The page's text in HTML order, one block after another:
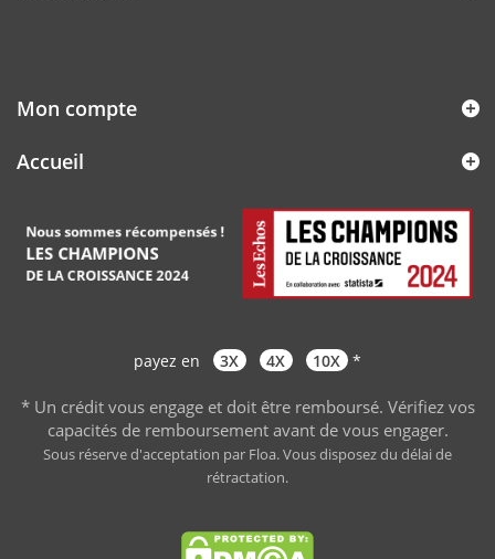
Mon compte
Accueil
payez en 3X 4X 10X *
* Un crédit vous engage et doit être remboursé. Vérifiez vos
capacités de remboursement avant de vous engager.
Sous réserve d'acceptation par Floa. Vous disposez du délai de
rétractation.